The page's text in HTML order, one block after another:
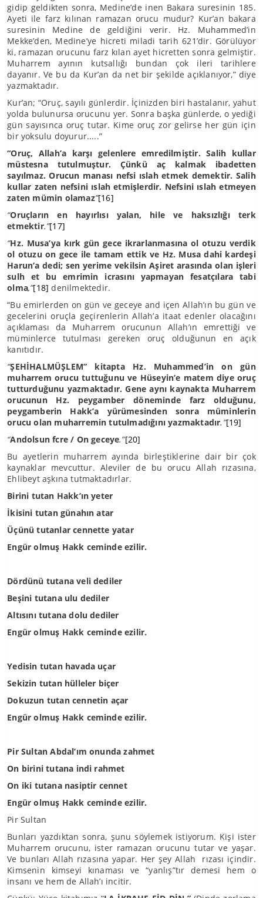
gidip geldikten sonra, Medine’de inen Bakara suresinin 185.
Ayeti ile farz kılınan ramazan orucu mudur? Kur’an bakara
suresinin Medine de geldiğini verir. Hz. Muhammed’in
Mekke’den, Medine’ye hicreti miladi tarih 621’dir. Görülüyor
ki, ramazan orucunu farz kılan ayet hicretten sonra gelmiştir.
Muharrem ayının kutsallığı bundan çok ileri tarihlere
dayanır. Ve bu da Kur’an da net bir şekilde açıklanıyor,” diye
yazmaktadır.
Kur’an; “Oruç, sayılı günlerdir. İçinizden biri hastalanır, yahut
yolda bulunursa orucunu yer. Sonra başka günlerde, o yediği
gün sayısınca oruç tutar. Kime oruç zor gelirse her gün için
bir yoksulu doyurur.....”
“Oruç, Allah’a karşı gelenlere emredilmiştir. Salih kullar
müstesna tutulmuştur. Çünkü aç kalmak ibadetten
sayılmaz. Orucun manası nefsi ıslah etmek demektir. Salih
kullar zaten nefsini ıslah etmişlerdir. Nefsini ıslah etmeyen
zaten mümin olamaz”[16]
“Oruçların en hayırlısı yalan, hile ve haksızlığı terk
etmektir.”[17]
“Hz. Musa’ya kırk gün gece ikrarlanmasına ol otuzu verdik
ol otuzu on gece ile tamam ettik ve Hz. Musa dahi kardeşi
Harun’a dedi; sen yerime vekilsin Aşiret arasında olan işleri
sulh et bu emrimin icrasını yapmayan fesatçılara tabi
olma,”[18] denilmektedir.
“Bu emirlerden on gün ve geceye and içen Allah’ın bu gün ve
gecelerini oruçla geçirenlerin Allah’a itaat edenler olacağını
açıklaması da Muharrem orucunun Allah’ın emrettiği ve
müminlerce tutulması gereken oruç olduğunun en açık
kanıtıdır.
“ŞEHİHALMÜŞLEM” kitapta Hz. Muhammed’in on gün
muharrem orucu tuttuğunu ve Hüseyin’e matem diye oruç
tutturduğunu yazmaktadır. Gene aynı kaynakta Muharrem
orucunun Hz. peygamber döneminde farz olduğunu,
peygamberin Hakk’a yürümesinden sonra müminlerin
orucu olan muharremin tutulmadığını yazmaktadır.”[19]
“Andolsun fcre / On geceye.”[20]
Bu ayetlerin muharrem ayında birleştiklerine dair bir çok
kaynaklar mevcuttur. Aleviler de bu orucu Allah rızasına,
Ehlibeyt aşkına tutmaktadırlar.
Birini tutan Hakk’ın yeter
İkisini tutan günahın atar
Üçünü tutanlar cennette yatar
Engür olmuş Hakk ceminde ezilir.
Dördünü tutana veli dediler
Beşini tutana ulu dediler
Altısını tutana dolu dediler
Engür olmuş Hakk ceminde ezilir.
Yedisin tutan havada uçar
Sekizin tutan hülleler biçer
Dokuzun tutan cennetin açar
Engür olmuş Hakk ceminde ezilir.
Pir Sultan Abdal’ım onunda zahmet
On birini tutana indi rahmet
On iki tutana nasiptir cennet
Engür olmuş Hakk ceminde ezilir.
Pir Sultan
Bunları yazdıktan sonra, şunu söylemek istiyorum. Kişi ister
Muharrem orucunu, ister ramazan orucunu tutar ve yaşar.
Ve bunları Allah rızasına yapar. Her şey Allah rızası içindir.
Kimsenin kimseyi kınaması ve “yanlış”tır demesi hem o
insanı ve hem de Allah’ı incitir.